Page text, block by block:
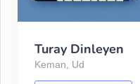
Turay Dinleyen
Keman, Ud